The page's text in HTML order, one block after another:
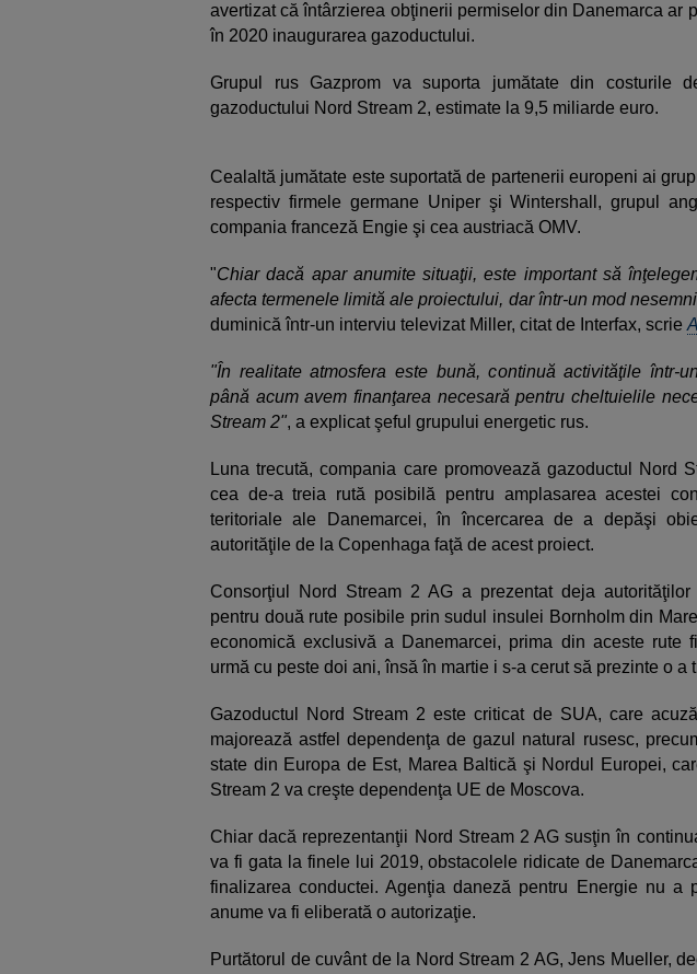
avertizat că întârzierea obţinerii permiselor din Danemarca ar
în 2020 inaugurarea gazoductului.
Grupul rus Gazprom va suporta jumătate din costurile
gazoductului Nord Stream 2, estimate la 9,5 miliarde euro.
Cealaltă jumătate este suportată de partenerii europeni ai
respectiv firmele germane Uniper şi Wintershall, grupul
compania franceză Engie şi cea austriacă OMV.
"Chiar dacă apar anumite situaţii, este important să
afecta termenele limită ale proiectului, dar într-un mod
duminică într-un interviu televizat Miller, citat de Interfax, scrie
"În realitate atmosfera este bună, continuă activităţile într-
până acum avem finanţarea necesară pentru cheltuielile
Stream 2", a explicat şeful grupului energetic rus.
Luna trecută, compania care promovează gazoductul Nord
cea de-a treia rută posibilă pentru amplasarea acestei
teritoriale ale Danemarcei, în încercarea de a depăşi
autorităţile de la Copenhaga faţă de acest proiect.
Consorţiul Nord Stream 2 AG a prezentat deja autorităţilor
pentru două rute posibile prin sudul insulei Bornholm din
economică exclusivă a Danemarcei, prima din aceste rute
urmă cu peste doi ani, însă în martie i s-a cerut să prezinte o a
Gazoductul Nord Stream 2 este criticat de SUA, care
majorează astfel dependenţa de gazul natural rusesc,
state din Europa de Est, Marea Baltică şi Nordul Europei,
Stream 2 va creşte dependenţa UE de Moscova.
Chiar dacă reprezentanţii Nord Stream 2 AG susţin în
va fi gata la finele lui 2019, obstacolele ridicate de
finalizarea conductei. Agenţia daneză pentru Energie nu a
anume va fi eliberată o autorizaţie.
Purtătorul de cuvânt de la Nord Stream 2 AG, Jens Mueller,